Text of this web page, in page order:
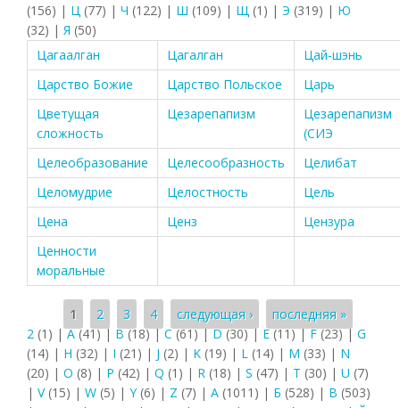
(156) | Ц (77) | Ч (122) | Ш (109) | Щ (1) | Э (319) | Ю
(32) | Я (50)
Цагаалган
Цагалган
Цай-шэнь
Царство Божие
Царство Польское
Царь
Цветущая
сложность
Цезарепапизм
Цезарепапизм
(СИЭ
Целеобразование
Целесообразность
Целибат
Целомудрие
Целостность
Цель
Цена
Ценз
Цензура
Ценности
моральные
Страницы
1 2 3 4 следующая ›
последняя »
2 (1) |A(41)| B(18)|C(61)|D(30)| E(11)|F(23)| G
(14) | H (32) | I (21) | J (2) | K (19) | L (14) | M (33) | N
(20) | O (8) | P (42) | Q (1) | R (18) | S (47) | T (30) | U (7)
| V(15) | W (5) | Y(6) | Z (7) | А (1011) | Б (528) | В (503)